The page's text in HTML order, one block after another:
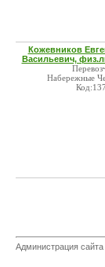
Кожевников
Васильевич,
Набережные
Администрация